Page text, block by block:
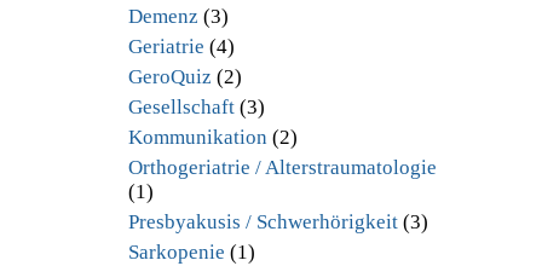
Demenz (3)
Geriatrie (4)
GeroQuiz (2)
Gesellschaft(3)
Kommunikation (2)
Orthogeriatrie / Alterstraumatologie
(1)
Presbyakusis / Schwerhörigkeit(3)
Sarkopenie (1)